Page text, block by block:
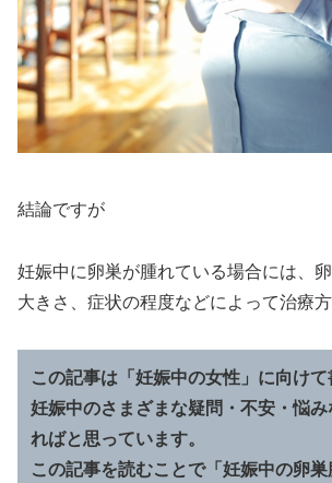
結論ですが
妊娠中に卵巣が腫れている場合には、
大きさ、症状の程度などによって治療方
この記事は「妊娠中の女性」に向けて
妊娠中のさまざまな疑問・不安・悩み
ればと思っています。
この記事を読むことで「妊娠中の卵